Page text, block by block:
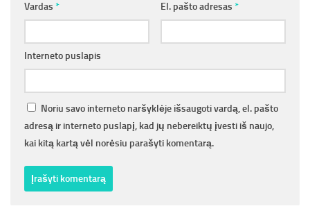
Vardas * El. pašto adresas *
Interneto puslapis
Noriu savo interneto naršyklėje išsaugoti vardą, el. pašto
adresą ir interneto puslapį, kad jų nebereiktų įvesti iš naujo,
kai kitą kartą vėl norėsiu parašyti komentarą.